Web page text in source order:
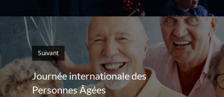
Suivant
Journée internationale des
Personnes Âgées